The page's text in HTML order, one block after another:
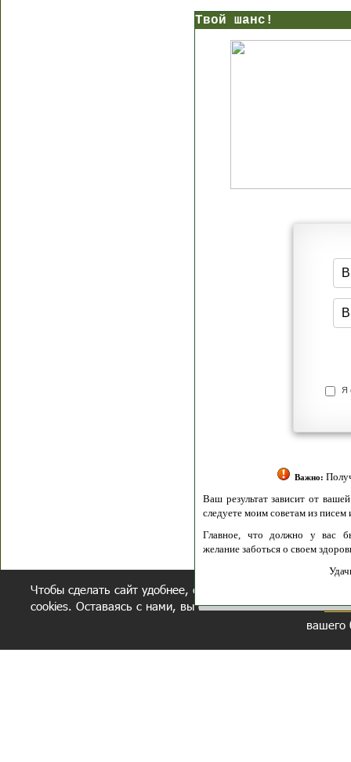
Твой шанс!
Я
Важно:Получение
Ваш результат зависит от вашей
следуете моим советам из писем и книг.
Главное, что должно у вас быть -
желание заботься о своем здоровье.
Удачи!
Чтобы сделать сайт удобнее, осуществляется обработка
cookies. Оставаясь с нами, вы соглашаетесь с нашей
вашего